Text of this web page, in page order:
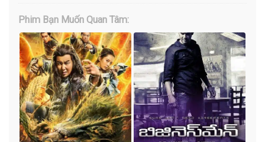
Phim Bạn Muốn Quan Tâm: